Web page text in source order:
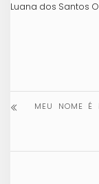
Luana dos Santos
MEU NOME É